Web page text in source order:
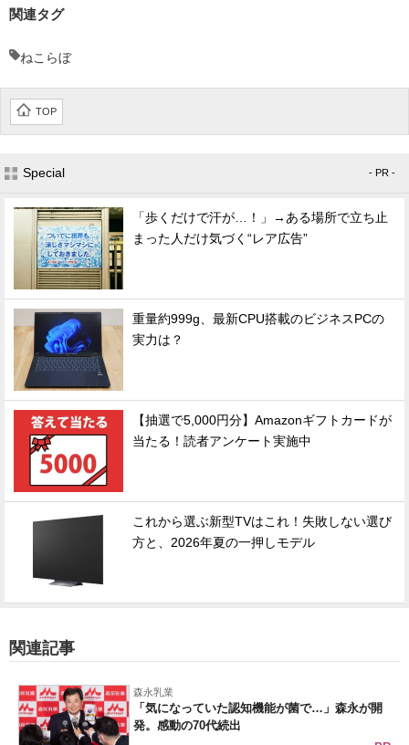
関連タグ
ねこらぼ
TOP
Special - PR -
「歩くだけで汗が…！」→ある場所で立ち止
まった人だけ気づく“レア広告”
重量約999g、最新CPU搭載のビジネスPCの
実力は？
【抽選で5,000円分】Amazonギフトカードが
当たる！読者アンケート実施中
これから選ぶ新型TVはこれ！失敗しない選び
方と、2026年夏の一押しモデル
関連記事
森永乳業
「気になっていた認知機能が菌で…」森永が開
発。感動の70代続出